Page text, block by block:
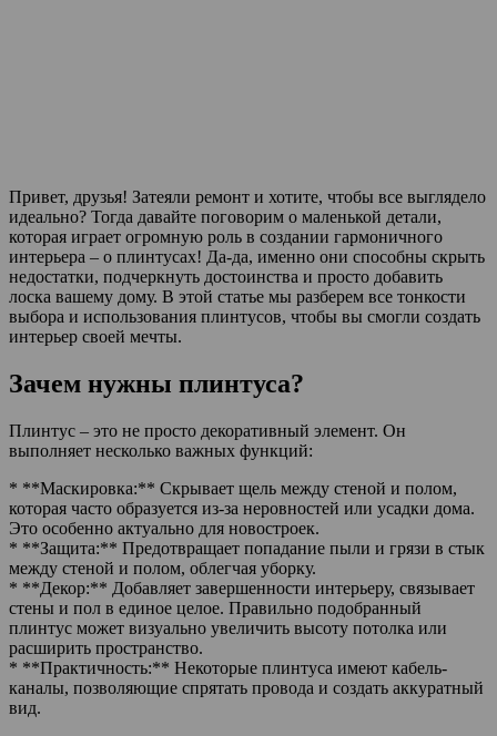
Привет, друзья! Затеяли ремонт и хотите, чтобы все выглядело
идеально? Тогда давайте поговорим о маленькой детали,
которая играет огромную роль в создании гармоничного
интерьера – о плинтусах! Да-да, именно они способны скрыть
недостатки, подчеркнуть достоинства и просто добавить
лоска вашему дому. В этой статье мы разберем все тонкости
выбора и использования плинтусов, чтобы вы смогли создать
интерьер своей мечты.
Зачем нужны плинтуса?
Плинтус – это не просто декоративный элемент. Он
выполняет несколько важных функций:
* **Маскировка:** Скрывает щель между стеной и полом,
которая часто образуется из-за неровностей или усадки дома.
Это особенно актуально для новостроек.
* **Защита:** Предотвращает попадание пыли и грязи в стык
между стеной и полом, облегчая уборку.
* **Декор:** Добавляет завершенности интерьеру, связывает
стены и пол в единое целое. Правильно подобранный
плинтус может визуально увеличить высоту потолка или
расширить пространство.
* **Практичность:** Некоторые плинтуса имеют кабель-
каналы, позволяющие спрятать провода и создать аккуратный
вид.